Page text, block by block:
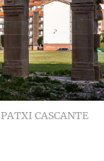
PATXI CASCANTE